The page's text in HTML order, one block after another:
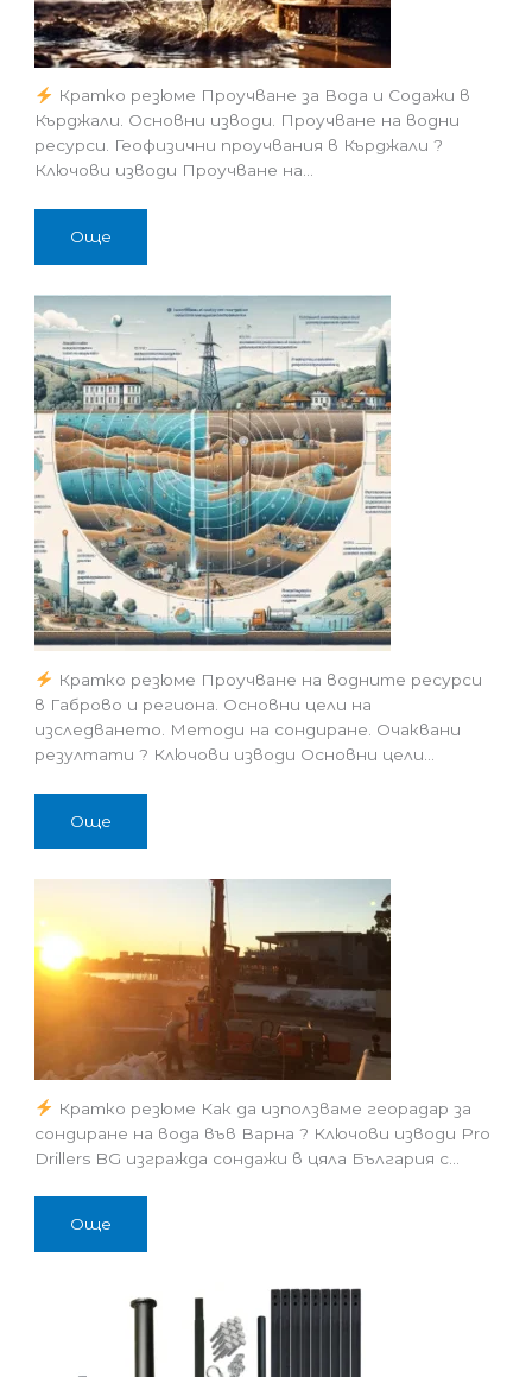
Кратко резюме Проучване за Вода и Содажи в
Кърджали. Основни изводи. Проучване на водни
ресурси. Геофизични проучвания в Кърджали ?
Ключови изводи Проучване на…
Още
Кратко резюме Проучване на водните ресурси
в Габрово и региона. Основни цели на
изследването. Методи на сондиране. Очаквани
резултати ? Ключови изводи Основни цели…
Още
Кратко резюме Как да използваме георадар за
сондиране на вода във Варна ? Ключови изводи Pro
Drillers BG изгражда сондажи в цяла България с…
Още